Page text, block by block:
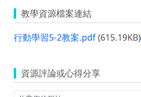
教學資源檔案連結
行動學習5-2教案.pdf(615.19KB)
資源評論或心得分享